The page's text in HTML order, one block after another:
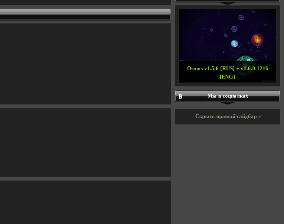
Osmos v1.5.6 [RUS] + v1.6.0.1216
[ENG]
Мы в социалках
Скрыть правый сайдбар »